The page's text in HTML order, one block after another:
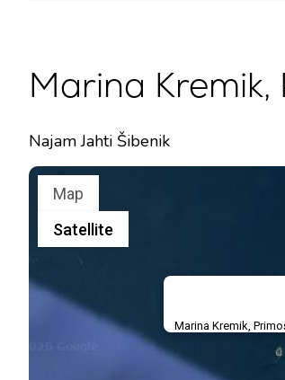
Marina
Najam Jahti Šibenik
Marina Kremik,
Map
Satellite